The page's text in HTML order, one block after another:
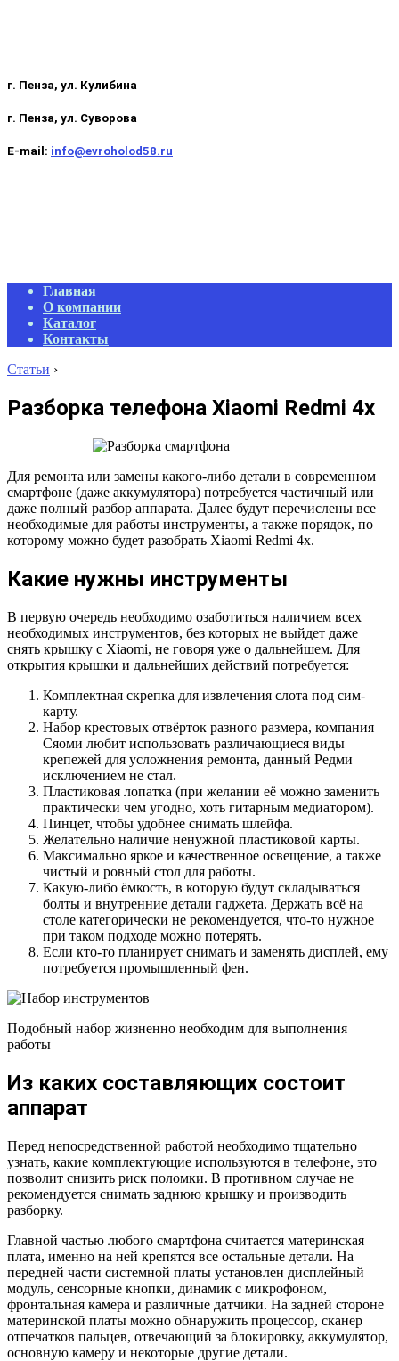
г. Пенза, ул. Кулибина
г. Пенза, ул. Суворова
E-mail: info@evroholod58.ru
Primary
Navigation
Menu
Главная
О компании
Каталог
Контакты
Статьи ›
Разборка телефона Xiaomi Redmi 4x
Для ремонта или замены какого-либо детали в современном
смартфоне (даже аккумулятора) потребуется частичный или
даже полный разбор аппарата. Далее будут перечислены все
необходимые для работы инструменты, а также порядок, по
которому можно будет разобрать Xiaomi Redmi 4x.
Какие нужны инструменты
В первую очередь необходимо озаботиться наличием всех
необходимых инструментов, без которых не выйдет даже
снять крышку с Xiaomi, не говоря уже о дальнейшем. Для
открытия крышки и дальнейших действий потребуется:
Комплектная скрепка для извлечения слота под сим-
карту.
Набор крестовых отвёрток разного размера, компания
Сяоми любит использовать различающиеся виды
крепежей для усложнения ремонта, данный Редми
исключением не стал.
Пластиковая лопатка (при желании её можно заменить
практически чем угодно, хоть гитарным медиатором).
Пинцет, чтобы удобнее снимать шлейфа.
Желательно наличие ненужной пластиковой карты.
Максимально яркое и качественное освещение, а также
чистый и ровный стол для работы.
Какую-либо ёмкость, в которую будут складываться
болты и внутренние детали гаджета. Держать всё на
столе категорически не рекомендуется, что-то нужное
при таком подходе можно потерять.
Если кто-то планирует снимать и заменять дисплей, ему
потребуется промышленный фен.
Подобный набор жизненно необходим для выполнения
работы
Из каких составляющих состоит
аппарат
Перед непосредственной работой необходимо тщательно
узнать, какие комплектующие используются в телефоне, это
позволит снизить риск поломки. В противном случае не
рекомендуется снимать заднюю крышку и производить
разборку.
Главной частью любого смартфона считается материнская
плата, именно на ней крепятся все остальные детали. На
передней части системной платы установлен дисплейный
модуль, сенсорные кнопки, динамик с микрофоном,
фронтальная камера и различные датчики. На задней стороне
материнской платы можно обнаружить процессор, сканер
отпечатков пальцев, отвечающий за блокировку, аккумулятор,
основную камеру и некоторые другие детали.